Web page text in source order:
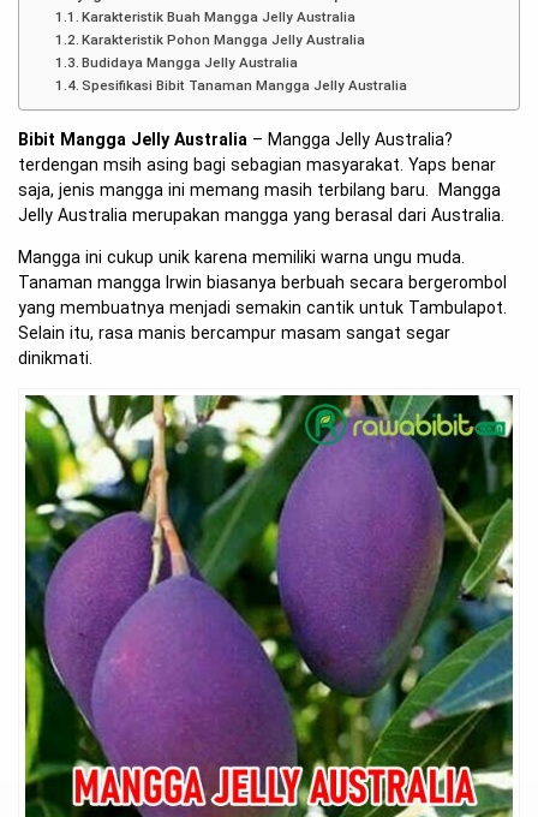
Karakteristik Buah Mangga Jelly Australia
Karakteristik Pohon Mangga Jelly Australia
Budidaya Mangga Jelly Australia
Spesifikasi Bibit Tanaman Mangga Jelly Australia
Bibit Mangga Jelly Australia – Mangga Jelly Australia?
terdengan msih asing bagi sebagian masyarakat. Yaps benar
saja, jenis mangga ini memang masih terbilang baru. Mangga
Jelly Australia merupakan mangga yang berasal dari Australia.
Mangga ini cukup unik karena memiliki warna ungu muda.
Tanaman mangga Irwin biasanya berbuah secara bergerombol
yang membuatnya menjadi semakin cantik untuk Tambulapot.
Selain itu, rasa manis bercampur masam sangat segar
dinikmati.